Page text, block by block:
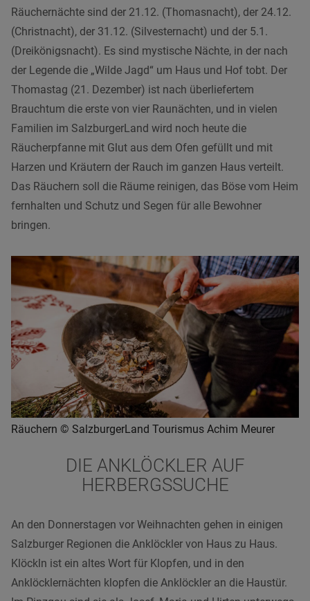
Räuchernächte sind der 21.12. (Thomasnacht), der 24.12.
(Christnacht), der 31.12. (Silvesternacht) und der 5.1.
(Dreikönigsnacht). Es sind mystische Nächte, in der nach
der Legende die „Wilde Jagd“ um Haus und Hof tobt. Der
Thomastag (21. Dezember) ist nach überliefertem
Brauchtum die erste von vier Raunächten, und in vielen
Familien im SalzburgerLand wird noch heute die
Räucherpfanne mit Glut aus dem Ofen gefüllt und mit
Harzen und Kräutern der Rauch im ganzen Haus verteilt.
Das Räuchern soll die Räume reinigen, das Böse vom Heim
fernhalten und Schutz und Segen für alle Bewohner
bringen.
Räuchern © SalzburgerLand Tourismus Achim Meurer
DIE ANKLÖCKLER AUF
HERBERGSSUCHE
An den Donnerstagen vor Weihnachten gehen in einigen
Salzburger Regionen die Anklöckler von Haus zu Haus.
Klöckln ist ein altes Wort für Klopfen, und in den
Anklöcklernächten klopfen die Anklöckler an die Haustür.